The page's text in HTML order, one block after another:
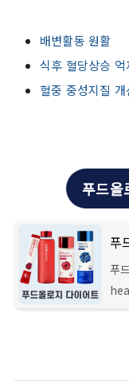
배변활동 원활
식후 혈당상승 억
혈중 중성지질 개
푸드올
푸
간